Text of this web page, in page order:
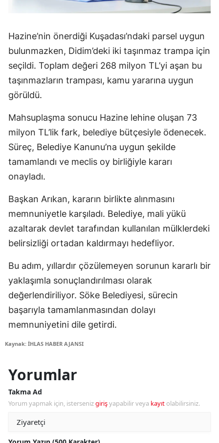
Hazine’nin önerdiği Kuşadası’ndaki parsel uygun
bulunmazken, Didim’deki iki taşınmaz trampa için
seçildi. Toplam değeri 268 milyon TL’yi aşan bu
taşınmazların trampası, kamu yararına uygun
görüldü.
Mahsuplaşma sonucu Hazine lehine oluşan 73
milyon TL’lik fark, belediye bütçesiyle ödenecek.
Süreç, Belediye Kanunu’na uygun şekilde
tamamlandı ve meclis oy birliğiyle kararı
onayladı.
Başkan Arıkan, kararın birlikte alınmasını
memnuniyetle karşıladı. Belediye, mali yükü
azaltarak devlet tarafından kullanılan mülklerdeki
belirsizliği ortadan kaldırmayı hedefliyor.
Bu adım, yıllardır çözülemeyen sorunun kararlı bir
yaklaşımla sonuçlandırılması olarak
değerlendiriliyor. Söke Belediyesi, sürecin
başarıyla tamamlanmasından dolayı
memnuniyetini dile getirdi.
Kaynak: İHLAS HABER AJANSI
Yorumlar
Takma Ad
Yorum yapmak için, istersenizgirişyapabilir veya kayıt olabilirsiniz.